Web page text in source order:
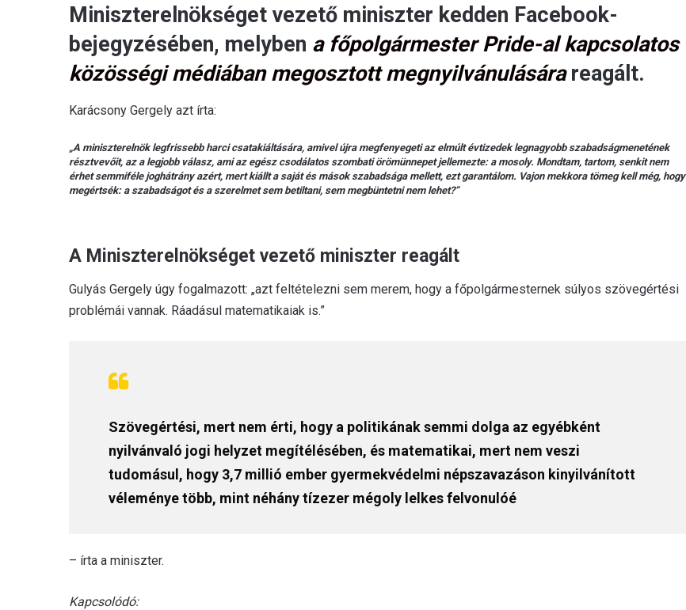
Miniszterelnökséget vezető miniszter kedden Facebook-
bejegyzésében, melyben a főpolgármester Pride-al kapcsolatos
közösségi médiában megosztott megnyilvánulásárareagált.
Karácsony Gergely azt írta:
„A miniszterelnök legfrissebb harci csatakiáltására, amivel újra megfenyegeti az elmúlt évtizedek legnagyobb szabadságmenetének
résztvevőit, az a legjobb válasz, ami az egész csodálatos szombati örömünnepet jellemezte: a mosoly. Mondtam, tartom, senkit nem
érhet semmiféle joghátrány azért, mert kiállt a saját és mások szabadsága mellett, ezt garantálom. Vajon mekkora tömeg kell még, hogy
megértsék: a szabadságot és a szerelmet sem betiltani, sem megbüntetni nem lehet?”
A Miniszterelnökséget vezető miniszter reagált
Gulyás Gergely úgy fogalmazott: „azt feltételezni sem merem, hogy a főpolgármesternek súlyos szövegértési
problémái vannak. Ráadásul matematikaiak is.”
Szövegértési, mert nem érti, hogy a politikának semmi dolga az egyébként
nyilvánvaló jogi helyzet megítélésében, és matematikai, mert nem veszi
tudomásul, hogy 3,7 millió ember gyermekvédelmi népszavazáson kinyilvánított
véleménye több, mint néhány tízezer mégoly lelkes felvonulóé
– írta a miniszter.
Kapcsolódó: